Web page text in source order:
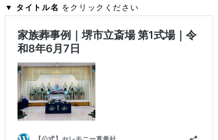
▼ タイトル名 をクリックください